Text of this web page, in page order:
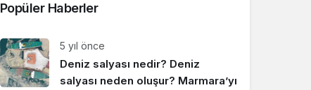
Popüler Haberler
5 yıl önce
Deniz salyası nedir? Deniz
salyası neden oluşur? Marmara’yı